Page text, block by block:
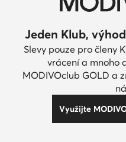
Jeden Klub,
Slevy pouze pro členy
vrácení a mnoho
MODIVOclub GOLD a
Využijte